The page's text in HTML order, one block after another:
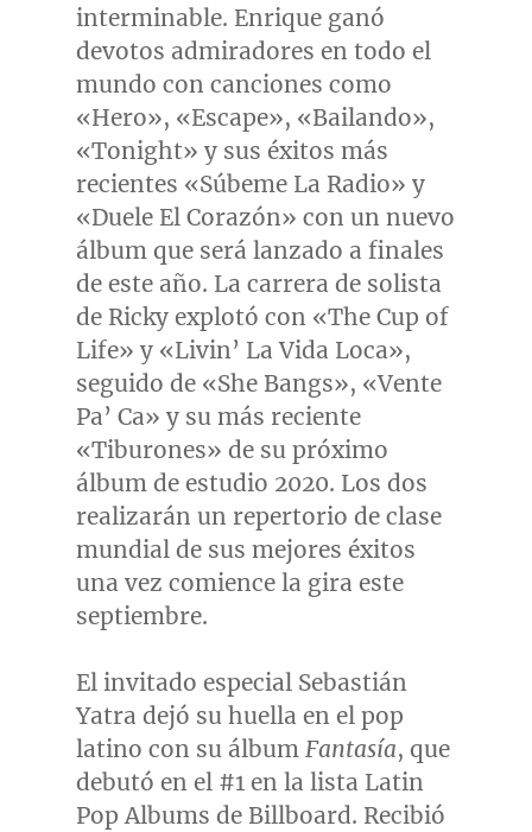
interminable. Enrique ganó
devotos admiradores en todo el
mundo con canciones como
«Hero», «Escape», «Bailando»,
«Tonight» y sus éxitos más
recientes «Súbeme La Radio» y
«Duele El Corazón» con un nuevo
álbum que será lanzado a finales
de este año. La carrera de solista
de Ricky explotó con «The Cup of
Life» y «Livin’ La Vida Loca»,
seguido de «She Bangs», «Vente
Pa’ Ca» y su más reciente
«Tiburones» de su próximo
álbum de estudio 2020. Los dos
realizarán un repertorio de clase
mundial de sus mejores éxitos
una vez comience la gira este
septiembre.
El invitado especial Sebastián
Yatra dejó su huella en el pop
latino con su álbum Fantasía, que
debutó en el #1 en la lista Latin
Pop Albums de Billboard. Recibió